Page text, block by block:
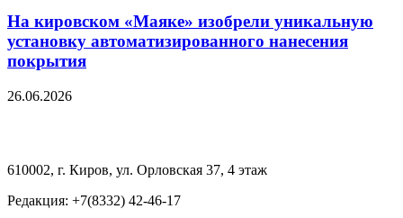
На кировском «Маяке» изобрели уникальную
установку автоматизированного нанесения
покрытия
26.06.2026
610002, г. Киров, ул. Орловская 37, 4 этаж
Редакция: +7(8332) 42-46-17